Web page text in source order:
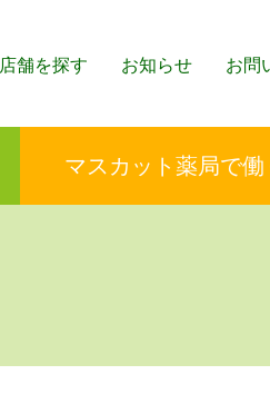
店舗を探す お知らせ お問
マスカット薬局で働